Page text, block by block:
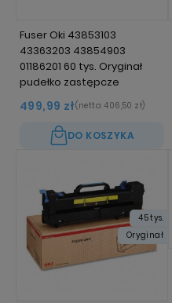
Fuser Oki 43853103
43363203 43854903
01186201 60 tys. Oryginał
pudełko zastępcze
499,99 zł(netto: 406,50 zł)
DO KOSZYKA
45 tys.
Oryginał